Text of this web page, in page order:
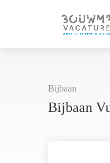
Bijbaan
Bijbaan